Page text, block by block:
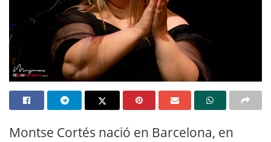
Montse Cortés nació en Barcelona, en